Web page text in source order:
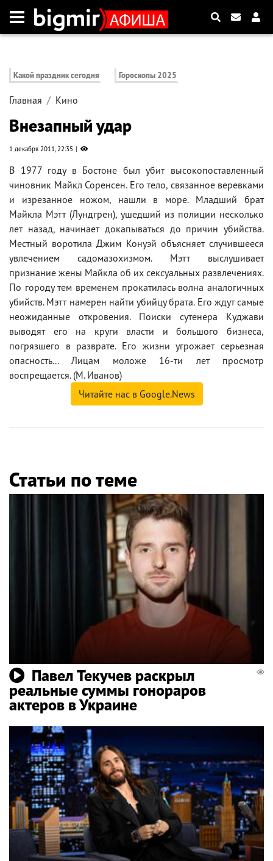
Какой праздник сегодня Гороскопы 2025
Главная Кино
Внезапный удар
1 декабря 2011, 22:35
В 1977 году в Бостоне был убит высокопоставленный
чиновник Майкл Соренсен. Его тело, связанное веревками
и изрезанное ножом, нашли в море. Младший брат
Майкла Мэтт (Лундгрен), ушедший из полиции несколько
лет назад, начинает докапываться до причин убийства.
Местный воротила Джим Конуэй объясняет случившееся
увлечением садомазохизмом. Мэтт выслушивает
признание жены Майкла об их сексуальных развлечениях.
По городу тем временем прокатилась волна аналогичных
убийств. Мэтт намерен найти убийцу брата. Его ждут самые
неожиданные откровения. Поиски сутенера Куджави
выводят его на круги власти и большого бизнеса,
погрязшего в разврате. Его жизни угрожает серьезная
опасность... Лицам моложе 16-ти лет просмотр
воспрещается. (М. Иванов)
Читайте нас в Google.News
Статьи по теме
Павел Текучев раскрыл
реальные суммы гонораров
актеров в Украине